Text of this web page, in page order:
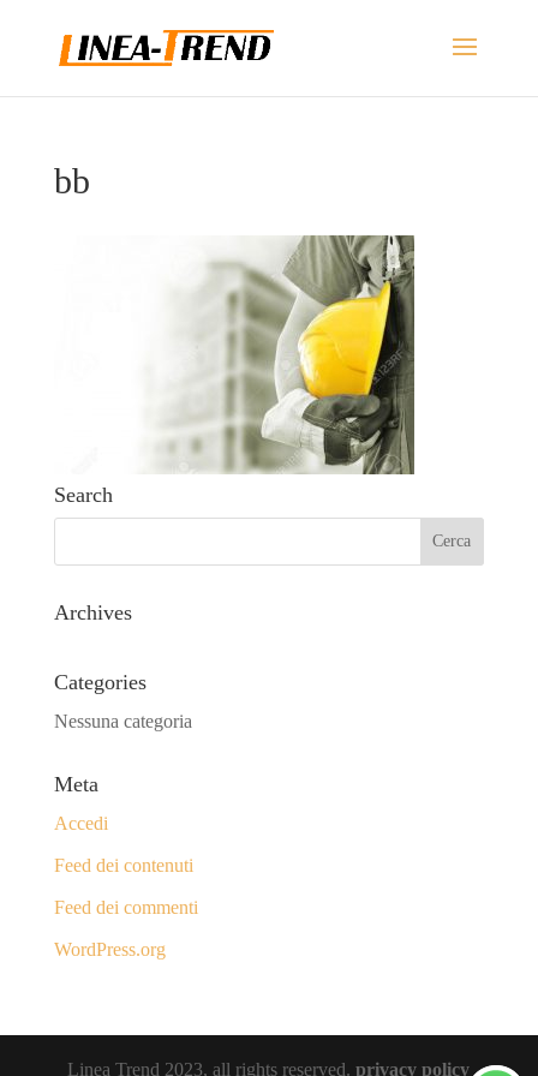
bb
Search
Archives
Categories
Nessuna categoria
Meta
Accedi
Feed dei contenuti
Feed dei commenti
WordPress.org
Linea Trend 2023, all rights reserved.privacy policy